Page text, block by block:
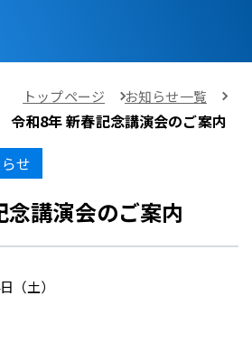
トップページ お知らせ一覧
令和8年 新春記念講演会のご案内
せ
講演会のご案内
（土）